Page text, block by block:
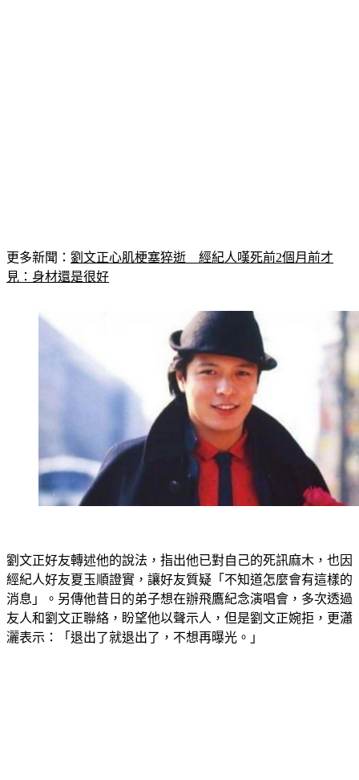
更多新聞：劉文正心肌梗塞猝逝　經紀人嘆死前2個月前才
劉文正好友轉述他的說法，指出他已對自己的死訊麻木，也因
經紀人好友夏玉順證實，讓好友質疑「不知道怎麼會有這樣的
消息」。另傳他昔日的弟子想在辦飛鷹紀念演唱會，多次透過
友人和劉文正聯絡，盼望他以聲示人，但是劉文正婉拒，更瀟